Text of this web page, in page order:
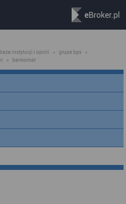
baza instytucji i opinii » grupa bps »
» bankomat